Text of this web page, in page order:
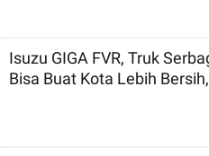
Isuzu GIGA FVR, Truk
Bisa Buat Kota Lebih